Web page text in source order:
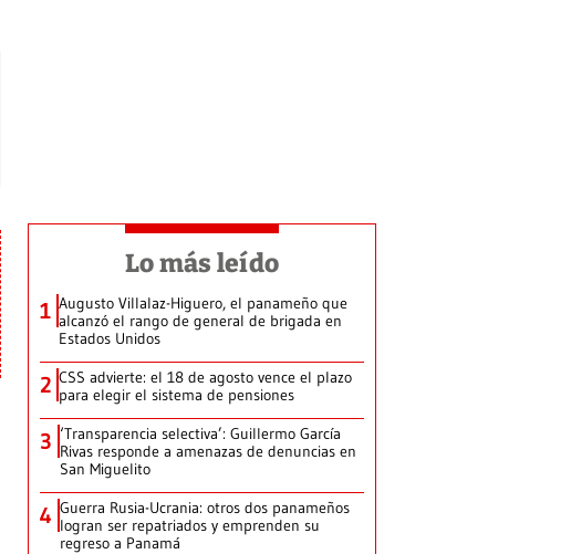
Lo más leído
1 Augusto Villalaz-Higuero, el panameño que
alcanzó el rango de general de brigada en
Estados Unidos
2 CSS advierte: el 18 de agosto vence el plazo
para elegir el sistema de pensiones
3 ‘Transparencia selectiva’: Guillermo García
Rivas responde a amenazas de denuncias en
San Miguelito
4 Guerra Rusia-Ucrania: otros dos panameños
logran ser repatriados y emprenden su
regreso a Panamá